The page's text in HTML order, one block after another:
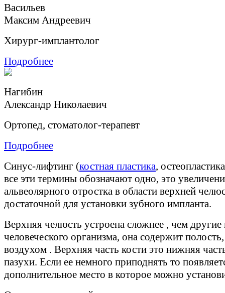
Васильев
Максим Андреевич
Хирург-имплантолог
Подробнее
Нагибин
Александр Николаевич
Ортопед, стоматолог-терапевт
Подробнее
Синус-лифтинг (костная пластика,
все эти термины обозначают одно, это
альвеолярного отростка в области верхней
достаточной для установки зубного импланта.
Верхняя челюсть устроена сложнее , чем другие
человеческого организма, она содержит
воздухом . Верхняя часть кости это нижняя
пазухи. Если ее немного приподнять то
дополнительное место в которое можно